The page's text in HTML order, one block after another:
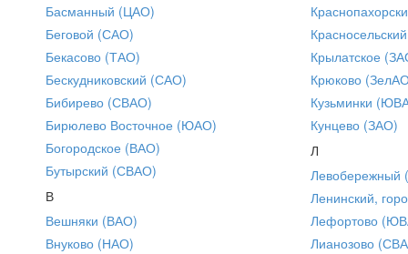
Басманный (ЦАО)
Беговой (САО)
Бекасово (ТАО)
Бескудниковский (САО)
Бибирево (СВАО)
Бирюлево Восточное (ЮАО)
Богородское (ВАО)
Бутырский (СВАО)
В
Вешняки (ВАО)
Внуково (НАО)
Крылатское
Крюково
Кузьминки
Кунцево (ЗАО)
Л
Ленинский,
Лефортово
Лианозово